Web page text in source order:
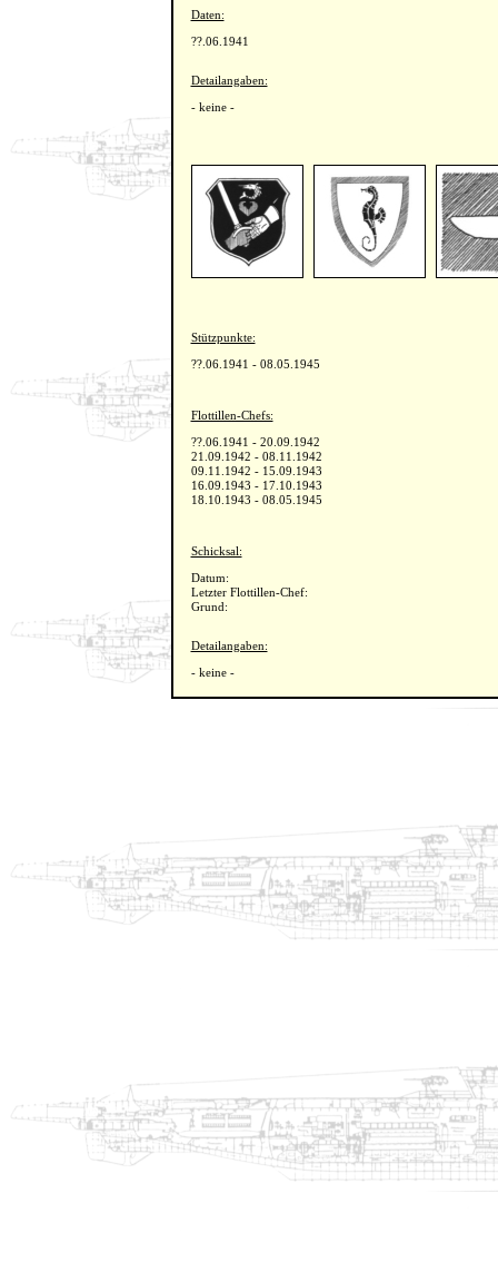
Daten:
??.06.1941
Detailangaben:
- keine -
Stützpunkte:
??.06.1941 - 08.05.1945
Flottillen-Chefs:
??.06.1941 - 20.09.1942
21.09.1942 - 08.11.1942
09.11.1942 - 15.09.1943
16.09.1943 - 17.10.1943
18.10.1943 - 08.05.1945
Schicksal:
Datum:
Letzter Flottillen-Chef:
Grund:
Detailangaben:
- keine -